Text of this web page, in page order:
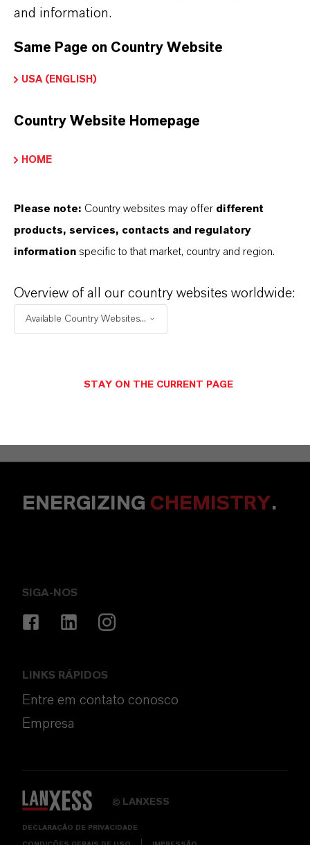
Erika Marshall
Pittsburgh
+1 412 463 9270
ENERGIZING CHEMISTRY.
SIGA-NOS
LINKS RÁPIDOS
Entre em contato conosco
Empresa
© LANXESS
DECLARAÇÃO DE PRIVACIDADE
and information.
Same Page on Country Website
USA (ENGLISH)
Country Website Homepage
HOME
Please note: Country websites may offer different
products, services, contacts and regulatory
information specific to that market, country and region.
Overview of all our country websites worldwide:
Available Country Websites...
STAY ON THE CURRENT PAGE